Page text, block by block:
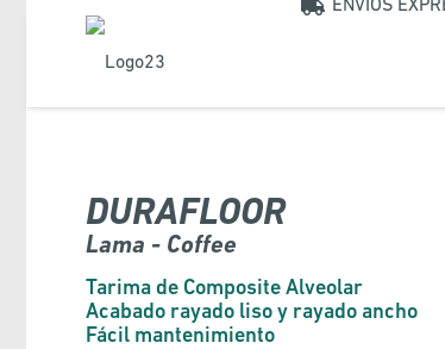
ENVIOS
DURAFLOOR
Lama - Coffee
Tarima de Composite Alveolar
Acabado rayado liso y rayado ancho
Fácil mantenimiento